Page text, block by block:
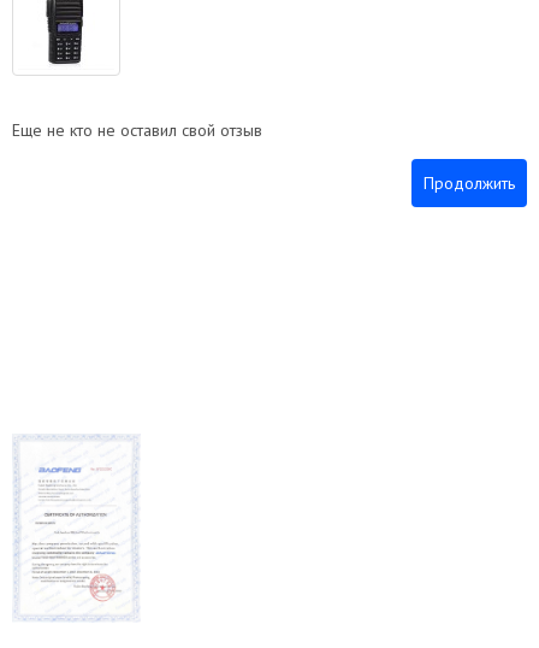
Еще не кто не оставил свой отзыв
Продолжить